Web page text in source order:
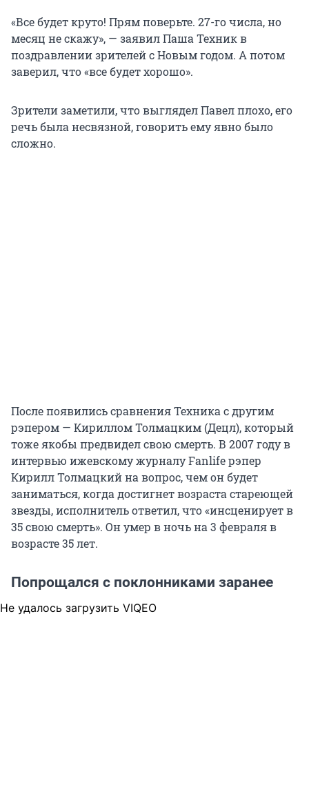
«Все будет круто! Прям поверьте. 27-го числа, но
месяц не скажу», — заявил Паша Техник в
поздравлении зрителей с Новым годом. А потом
заверил, что «все будет хорошо».
Зрители заметили, что выглядел Павел плохо, его
речь была несвязной, говорить ему явно было
сложно.
После появились сравнения Техника с другим
рэпером — Кириллом Толмацким (Децл), который
тоже якобы предвидел свою смерть. В 2007 году в
интервью ижевскому журналу Fanlife рэпер
Кирилл Толмацкий на вопрос, чем он будет
заниматься, когда достигнет возраста стареющей
звезды, исполнитель ответил, что «инсценирует в
35 свою смерть». Он умер в ночь на 3 февраля в
возрасте 35 лет.
Попрощался с поклонниками заранее
Не удалось загрузить VIQEO